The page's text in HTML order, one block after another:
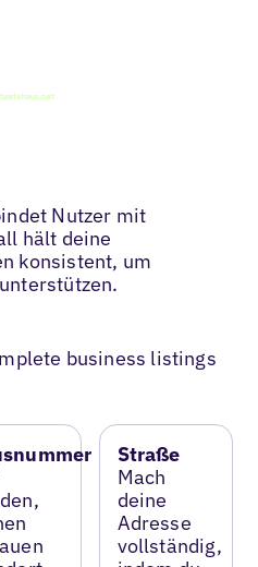
Nutzer mit
hält deine
konsistent, um
business listings
Straße
Mach
deine
Adresse
vollständig,